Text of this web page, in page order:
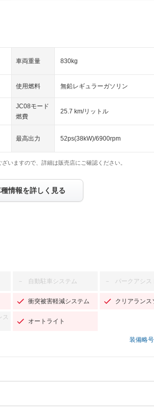
車両重量 830kg
使用燃料 無鉛レギュラーガソリン
JC08モード
燃費
25.7 km/リットル
最高出力 52ps(38kW)/6900rpm
いますので、詳細は販売店にご確認ください。
情報を詳しく見る
－ 自動駐車システム － パークアシス
衝突被害軽減システム クリアランス
ス
オートライト
装備略